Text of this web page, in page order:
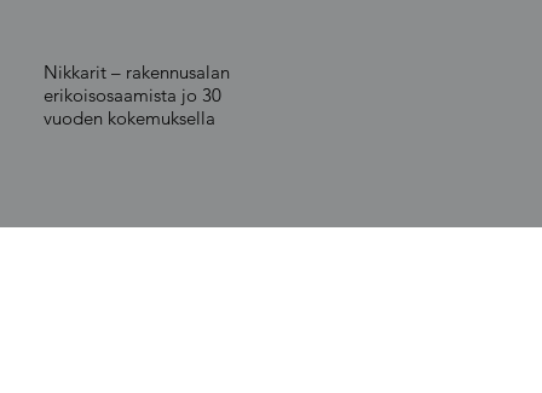
Nikkarit – rakennusalan
erikoisosaamista jo 30
vuoden kokemuksella